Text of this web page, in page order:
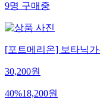
9명 구매중
[포트메리온] 보타닉
30,200원
40%18,200원